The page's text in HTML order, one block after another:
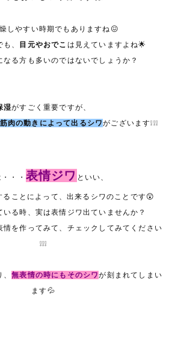
しやすい時期でもありますね😖
、
目元やおでこ は見えていますよね🌟
なる方も多いのではないでしょうか？
湿がすごく重要ですが、
筋肉の動きによって出るシワがございます❕❕❕
・・ 表情ジワ といい、
ることによって、出来るシワのことです😲
いる時、実は表情ジワ出ていませんか？
情を作ってみて、チェックしてみてください
❕❕❕
、無表情の時にもそのシワが刻まれてしまい
ます💦